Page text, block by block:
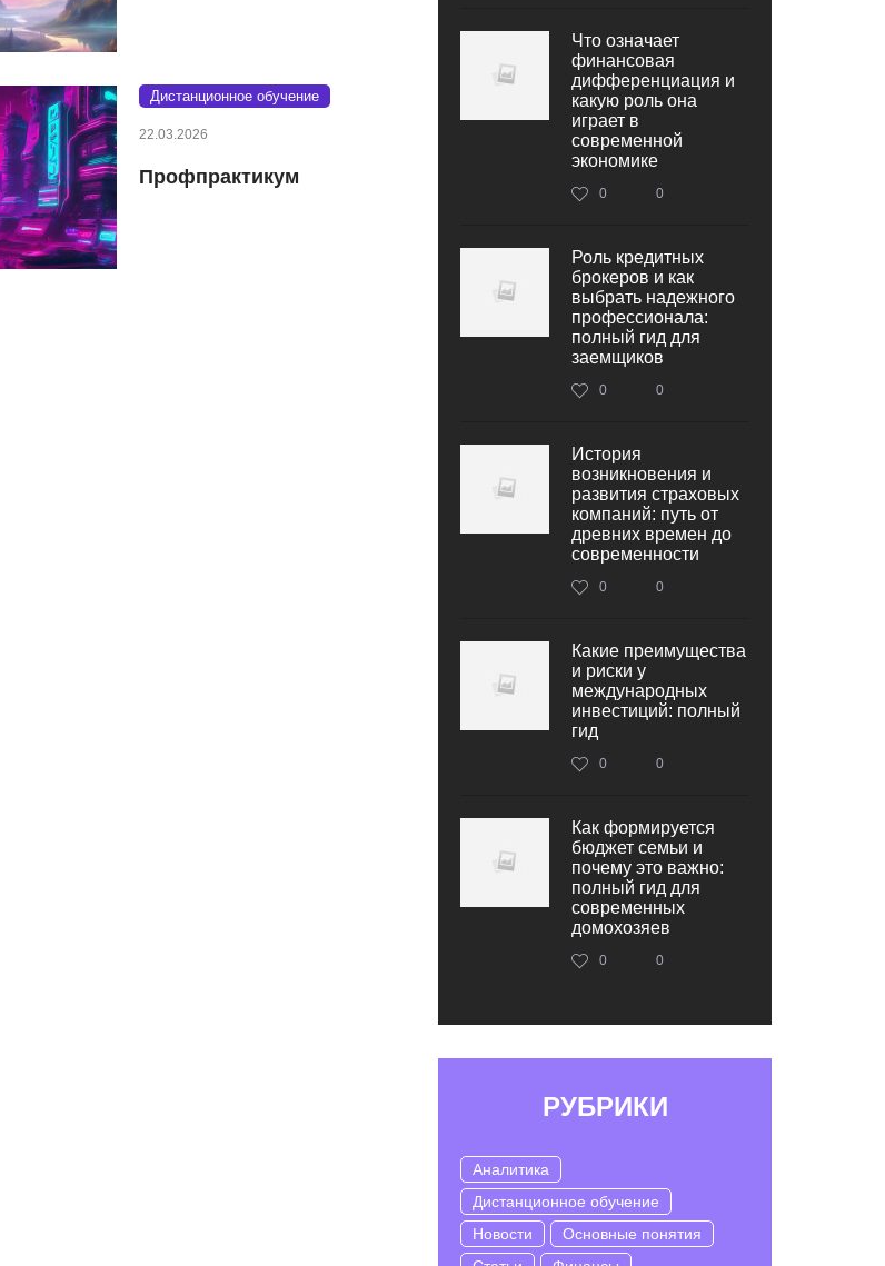
Дистанционное обучение
22.03.2026
Профпрактикум
Что означает
финансовая
дифференциация и
какую роль она
играет в
современной
экономике
0 0
Роль кредитных
брокеров и как
выбрать надежного
профессионала:
полный гид для
заемщиков
0 0
История
возникновения и
развития страховых
компаний: путь от
древних времен до
современности
0 0
Какие преимущества
и риски у
международных
инвестиций: полный
гид
0 0
Как формируется
бюджет семьи и
почему это важно:
полный гид для
современных
домохозяев
0 0
РУБРИКИ
Аналитика
Дистанционное обучение
Новости
Основные понятия